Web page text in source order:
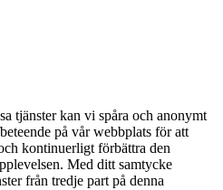
tjänster kan vi spåra och anonymt
på vår webbplats för att
kontinuerligt förbättra den
Med ditt samtycke
från tredje part på denna